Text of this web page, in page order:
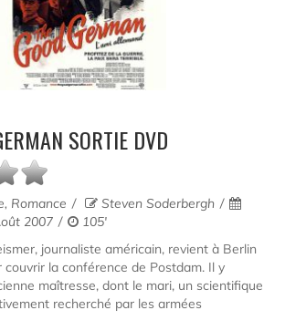
SORTIE DVD
Romance
Steven Soderbergh
2007
105'
journaliste américain, revient à Berlin
couvrir la conférence de Postdam. Il y
maîtresse, dont le mari, un scientifique
recherché par les armées